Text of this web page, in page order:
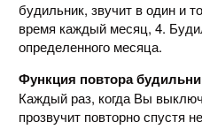
будильник, звучит в один и
время каждый месяц, 4.
определенного месяца.
Функция повтора
Каждый раз, когда Вы
прозвучит повторно спустя